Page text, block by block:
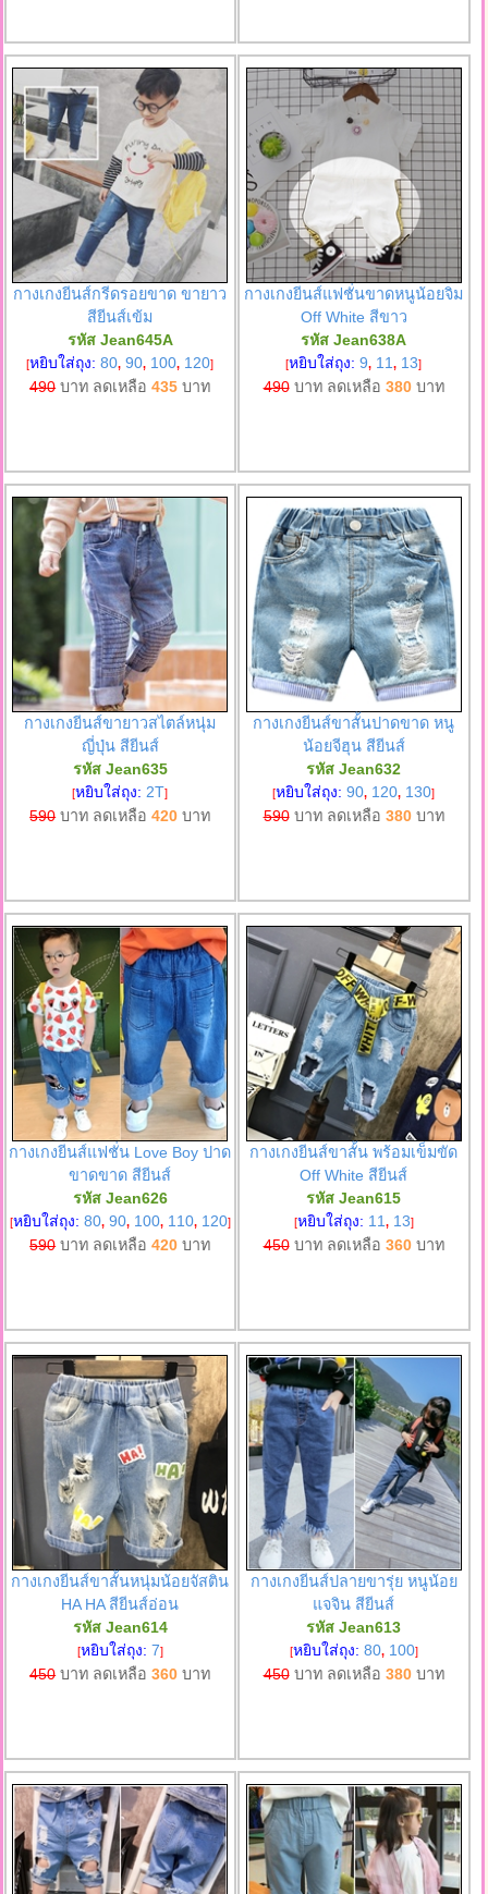
กางเกงยีนส์กรีดรอยขาด ขายาว
สียีนส์เข้ม
รหัส Jean645A
[หยิบใส่ถุง:80, 90, 100, 120]
490บาท ลดเหลือ435 บาท
กางเกงยีนส์แฟชั่นขาดหนูน้อยจิม
Off White สีขาว
รหัส Jean638A
[หยิบใส่ถุง:9, 11, 13]
490บาท ลดเหลือ 380บาท
กางเกงยีนส์ขายาวสไตล์หนุ่ม
ญี่ปุ่น สียีนส์
รหัส Jean635
[หยิบใส่ถุง: 2T]
590บาท ลดเหลือ420 บาท
กางเกงยีนส์ขาสั้นปาดขาด หนู
น้อยจีฮุน สียีนส์
รหัส Jean632
[หยิบใส่ถุง:90, 120, 130]
590บาท ลดเหลือ 380บาท
กางเกงยีนส์แฟชั่น Love Boy ปาด
ขาดขาด สียีนส์
รหัส Jean626
[หยิบใส่ถุง: 80, 90, 100, 110, 120]
590บาท ลดเหลือ420 บาท
กางเกงยีนส์ขาสั้น พร้อมเข็มขัด
Off White สียีนส์
รหัส Jean615
[หยิบใส่ถุง: 11 , 13]
450บาท ลดเหลือ 360บาท
กางเกงยีนส์ขาสั้นหนุ่มน้อยจัสติน
HA HA สียีนส์อ่อน
รหัส Jean614
[หยิบใส่ถุง: 7]
450บาท ลดเหลือ360 บาท
กางเกงยีนส์ปลายขารุ่ย หนูน้อย
แจจิน สียีนส์
รหัส Jean613
[หยิบใส่ถุง: 80, 100]
450บาท ลดเหลือ 380บาท